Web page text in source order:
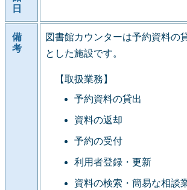
日
備
考
図書館カウンターは予約資料の
とした施設です。
【取扱業務】
予約資料の貸出
資料の返却
予約の受付
利用者登録・更新
資料の検索・簡易な相談